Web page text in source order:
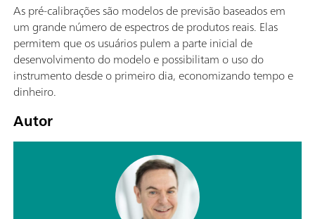
As pré-calibrações são modelos de previsão baseados em
um grande número de espectros de produtos reais. Elas
permitem que os usuários pulem a parte inicial de
desenvolvimento do modelo e possibilitam o uso do
instrumento desde o primeiro dia, economizando tempo e
dinheiro.
Autor